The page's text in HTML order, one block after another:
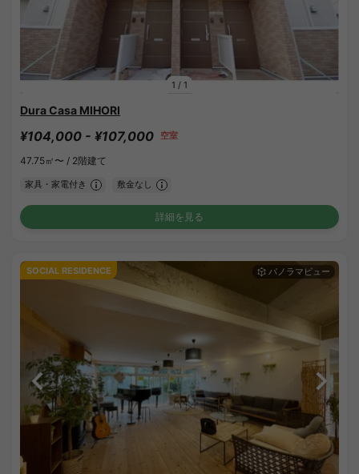
1 / 1
Dura Casa MIHORI
¥104,000 - ¥107,000 空室
47.75㎡〜 / 2階建て
家具・家電付き 敷金なし
詳細を見る
SOCIAL RESIDENCE